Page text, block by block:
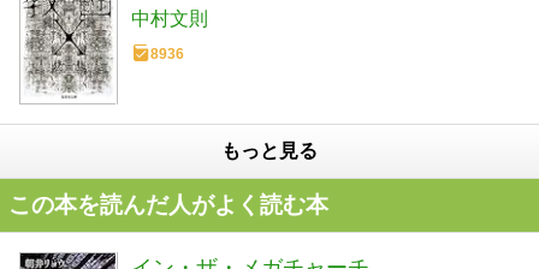
中村文則
8936
もっと見る
この本を読んだ人がよく読む本